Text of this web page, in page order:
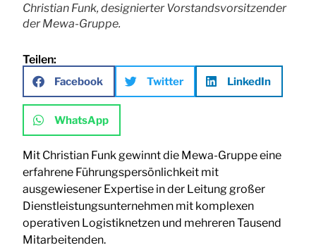
Christian Funk, designierter Vorstandsvorsitzender
der Mewa-Gruppe.
Teilen:
Facebook Twitter LinkedIn
WhatsApp
Mit Christian Funk gewinnt die Mewa-Gruppe eine
erfahrene Führungspersönlichkeit mit
ausgewiesener Expertise in der Leitung großer
Dienstleistungsunternehmen mit komplexen
operativen Logistiknetzen und mehreren Tausend
Mitarbeitenden.